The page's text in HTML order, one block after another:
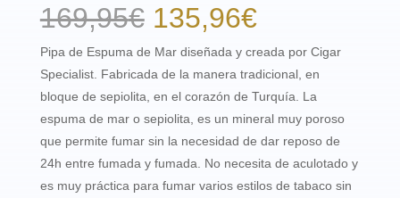
169,95€ El
precio
original
era:
169,95€.
135,96€El
precio
actual
es:
135,96€.
Pipa de Espuma de Mar diseñada y creada por Cigar
Specialist. Fabricada de la manera tradicional, en
bloque de sepiolita, en el corazón de Turquía. La
espuma de mar o sepiolita, es un mineral muy poroso
que permite fumar sin la necesidad de dar reposo de
24h entre fumada y fumada. No necesita de aculotado y
es muy práctica para fumar varios estilos de tabaco sin